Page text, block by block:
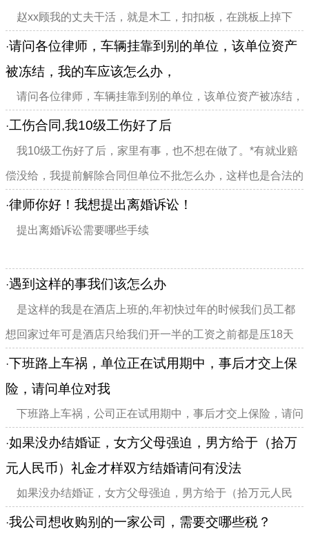
赵xx顾我的丈夫干活，就是木工，扣扣板，在跳板上掉下
来，去医院抢救，经过一个月抢救无效死亡。向这样的民事案
件应该怎样解决，六月十三号开庭没解决，又在六月三十号开
庭也没解决，散庭的时候也没给我理由，一直...
·请问各位律师，车辆挂靠到别的单位，该单位资产
被冻结，我的车应该怎么办，
请问各位律师，车辆挂靠到别的单位，该单位资产被冻结，
我的车应该怎么办，如何主张该车辆的解冻或者解封什么的，
有什么法律依据，或者应该怎样操作，多
divclass="w990mamt20
·工伤合同,我10级工伤好了后
我10级工伤好了后，家里有事，也不想在做了。*有就业赔
偿没给，我提前解除合同但单位不批怎么办，这样也是合法的
吗？就一定要等到合同到期才可以离职吗？
·律师你好！我想提出离婚诉讼！
提出离婚诉讼需要哪些手续
·遇到这样的事我们该怎么办
是这样的我是在酒店上班的,年初快过年的时候我们员工都
想回家过年可是酒店只给我们开一半的工资之前都是压18天
的我想问一下遇到这样的事我们该怎么办
·下班路上车祸，单位正在试用期中，事后才交上保
险，请问单位对我
下班路上车祸，公司正在试用期中，事后才交上保险，请问
公司对我有何责任和补偿：
·如果没办结婚证，女方父母强迫，男方给于（拾万
元人民币）礼金才样双方结婚请问有没法
如果没办结婚证，女方父母强迫，男方给于（拾万元人民
币）礼金才样双方结婚，请问有没法律
·我公司想收购别的一家公司，需要交哪些税？